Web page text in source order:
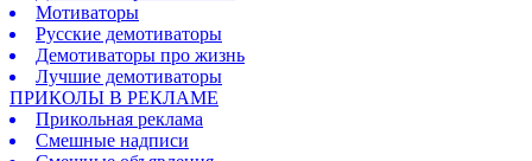
Мотиваторы
Русские демотиваторы
Демотиваторы про жизнь
Лучшие демотиваторы
ПРИКОЛЫ В РЕКЛАМЕ
Прикольная реклама
Смешные надписи